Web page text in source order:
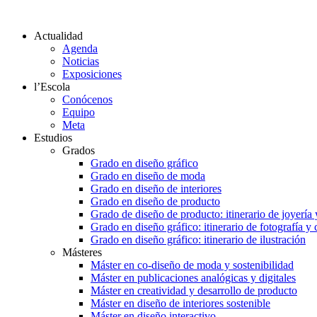
Actualidad
Agenda
Noticias
Exposiciones
l’Escola
Conócenos
Equipo
Meta
Estudios
Grados
Grado en diseño gráfico
Grado en diseño de moda
Grado en diseño de interiores
Grado en diseño de producto
Grado de diseño de producto: itinerario de joyería
Grado en diseño gráfico: itinerario de fotografía y
Grado en diseño gráfico: itinerario de ilustración
Másteres
Máster en co-diseño de moda y sostenibilidad
Máster en publicaciones analógicas y digitales
Máster en creatividad y desarrollo de producto
Máster en diseño de interiores sostenible